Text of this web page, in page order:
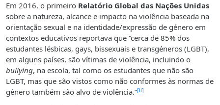
Em 2016, o primeiro Relatório Global das Nações Unidas
sobre a natureza, alcance e impacto na violência baseada na
orientação sexual e na identidade/expressão de género em
contextos educativos reportava que “cerca de 85% dos
estudantes lésbicas, gays, bissexuais e transgéneros (LGBT),
em alguns países, são vítimas de violência, incluindo o
bullying, na escola, tal como os estudantes que não são
LGBT, mas que são vistos como não conformes às normas de
género também são alvo de violência.”[ii]